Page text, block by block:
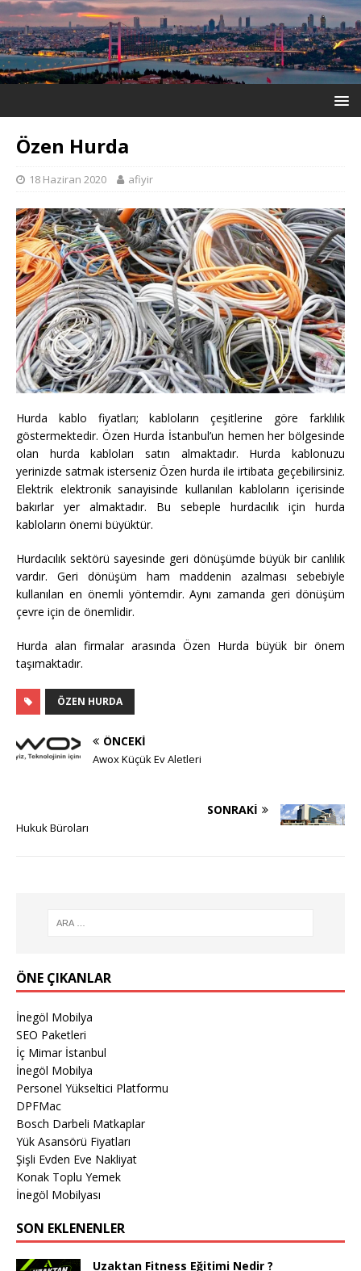
Özen Hurda
18 Haziran 2020 afiyir
Hurda kablo fiyatları; kabloların çeşitlerine göre farklılık
göstermektedir. Özen Hurda İstanbul’un hemen her bölgesinde
olan hurda kabloları satın almaktadır. Hurda kablonuzu
yerinizde satmak isterseniz Özen hurda ile irtibata geçebilirsiniz.
Elektrik elektronik sanayisinde kullanılan kabloların içerisinde
bakırlar yer almaktadır. Bu sebeple hurdacılık için hurda
kabloların önemi büyüktür.
Hurdacılık sektörü sayesinde geri dönüşümde büyük bir canlılık
vardır. Geri dönüşüm ham maddenin azalması sebebiyle
kullanılan en önemli yöntemdir. Aynı zamanda geri dönüşüm
çevre için de önemlidir.
Hurda alan firmalar arasında Özen Hurda büyük bir önem
taşımaktadır.
ÖZEN HURDA
ÖNCEKI
Awox Küçük Ev Aletleri
SONRAKI
Hukuk Büroları
ÖNE ÇIKANLAR
İnegöl Mobilya
SEO Paketleri
İç Mimar İstanbul
İnegöl Mobilya
Personel Yükseltici Platformu
DPFMac
Bosch Darbeli Matkaplar
Yük Asansörü Fiyatları
Şişli Evden Eve Nakliyat
Konak Toplu Yemek
İnegöl Mobilyası
SON EKLENENLER
Uzaktan Fitness Eğitimi Nedir ?